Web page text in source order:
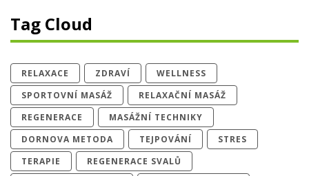
Tag Cloud
RELAXACE ZDRAVÍ
WELLNESS
SPORTOVNÍ MASÁŽ
RELAXAČNÍ MASÁŽ
REGENERACE
MASÁŽNÍ TECHNIKY
DORNOVA METODA
TEJPOVÁNÍ
STRES
TERAPIE
REGENERACE SVALŮ